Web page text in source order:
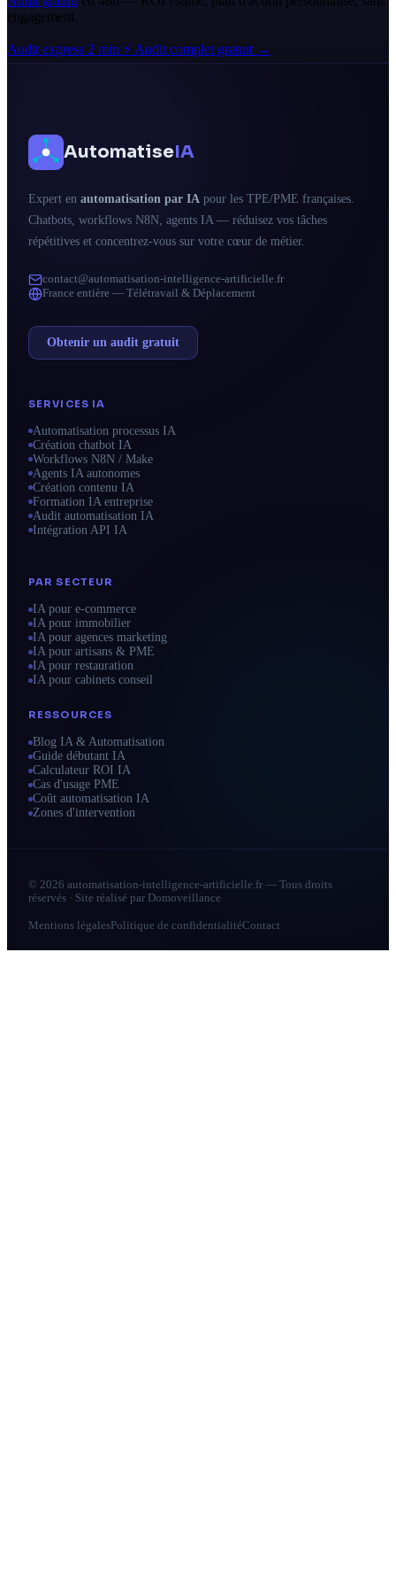
engagement.
Audit express 2 min ⚡ Audit complet gratuit →
AutomatiseIA
Expert en automatisation par IA pour les TPE/PME françaises.
Chatbots, workflows N8N, agents IA — réduisez vos tâches
répétitives et concentrez-vous sur votre cœur de métier.
contact@automatisation-intelligence-artificielle.fr
France entière — Télétravail & Déplacement
Obtenir un audit gratuit
SERVICES IA
Automatisation processus IA
Création chatbot IA
Workflows N8N / Make
Agents IA autonomes
Création contenu IA
Formation IA entreprise
Audit automatisation IA
Intégration API IA
PAR SECTEUR
IA pour e-commerce
IA pour immobilier
IA pour agences marketing
IA pour artisans & PME
IA pour restauration
IA pour cabinets conseil
RESSOURCES
Blog IA & Automatisation
Guide débutant IA
Calculateur ROI IA
Cas d'usage PME
Coût automatisation IA
Zones d'intervention
© 2026 automatisation-intelligence-artificielle.fr — Tous droits
réservés · Site réalisé par Domoveillance
Mentions légalesPolitique de confidentialitéContact